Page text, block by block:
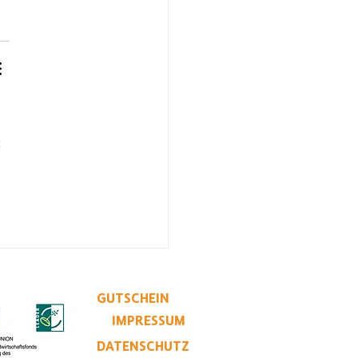
GUTSCHEIN
IMPRESSUM
DATENSCHUTZ